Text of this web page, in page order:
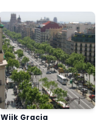
Wijk Gracia